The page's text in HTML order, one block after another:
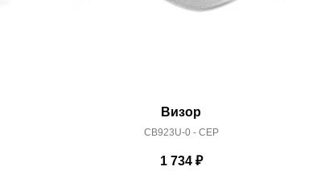
Визор
CB923U-0 - CEP
1 734₽